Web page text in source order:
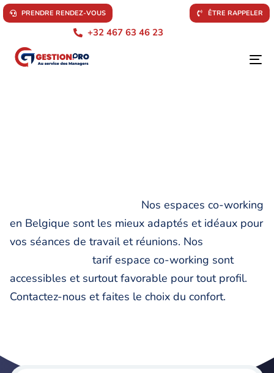
PRENDRE RENDEZ-VOUS ÊTRE RAPPELER
+32 467 63 46 23
Nos espaces co-working
en Belgique sont les mieux adaptés et idéaux pour
vos séances de travail et réunions. Nos
tarif espace co-working sont
accessibles et surtout favorable pour tout profil.
Contactez-nous et faites le choix du confort.